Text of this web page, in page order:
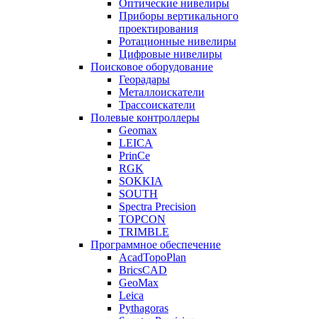
Оптические нивелиры
Приборы вертикального
проектирования
Ротационные нивелиры
Цифровые нивелиры
Поисковое оборудование
Георадары
Металлоискатели
Трассоискатели
Полевые контроллеры
Geomax
LEICA
PrinCe
RGK
SOKKIA
SOUTH
Spectra Precision
TOPCON
TRIMBLE
Программное обеспечение
AcadTopoPlan
BricsCAD
GeoMax
Leica
Pythagoras